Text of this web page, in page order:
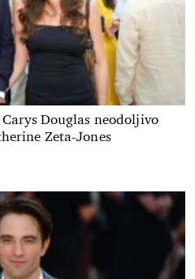
Douglas neodoljivo
Zeta-Jones